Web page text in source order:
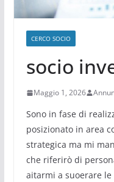
CERCO SOCIO
socio
Maggio 1, 2026
Sono in fase di
posizionato in area
strategica ma mi
che riferirò di
aitarmi a suoerare